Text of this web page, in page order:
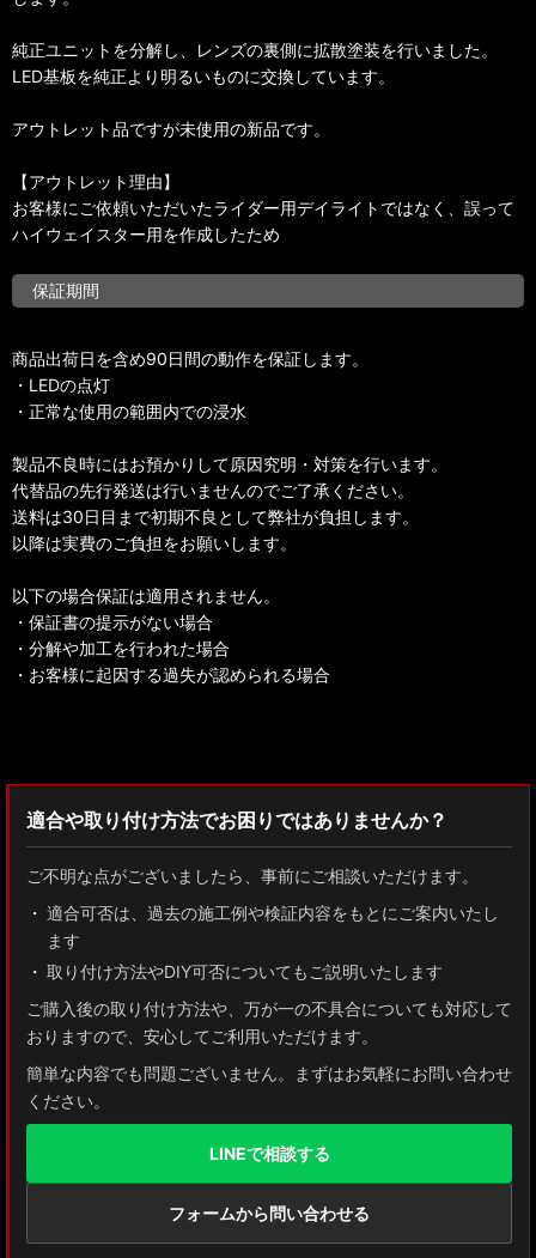
純正ユニットを分解し、レンズの裏側に拡散塗装を行いました。
LED基板を純正より明るいものに交換しています。
アウトレット品ですが未使用の新品です。
【アウトレット理由】
お客様にご依頼いただいたライダー用デイライトではなく、誤って
ハイウェイスター用を作成したため
保証期間
商品出荷日を含め90日間の動作を保証します。
・LEDの点灯
・正常な使用の範囲内での浸水
製品不良時にはお預かりして原因究明・対策を行います。
代替品の先行発送は行いませんのでご了承ください。
送料は30日目まで初期不良として弊社が負担します。
以降は実費のご負担をお願いします。
以下の場合保証は適用されません。
・保証書の提示がない場合
・分解や加工を行われた場合
・お客様に起因する過失が認められる場合
適合や取り付け方法でお困りではありませんか？
ご不明な点がございましたら、事前にご相談いただけます。
適合可否は、過去の施工例や検証内容をもとにご案内いたし
ます
取り付け方法やDIY可否についてもご説明いたします
ご購入後の取り付け方法や、万が一の不具合についても対応して
おりますので、安心してご利用いただけます。
簡単な内容でも問題ございません。まずはお気軽にお問い合わせ
ください。
LINEで相談する
フォームから問い合わせる